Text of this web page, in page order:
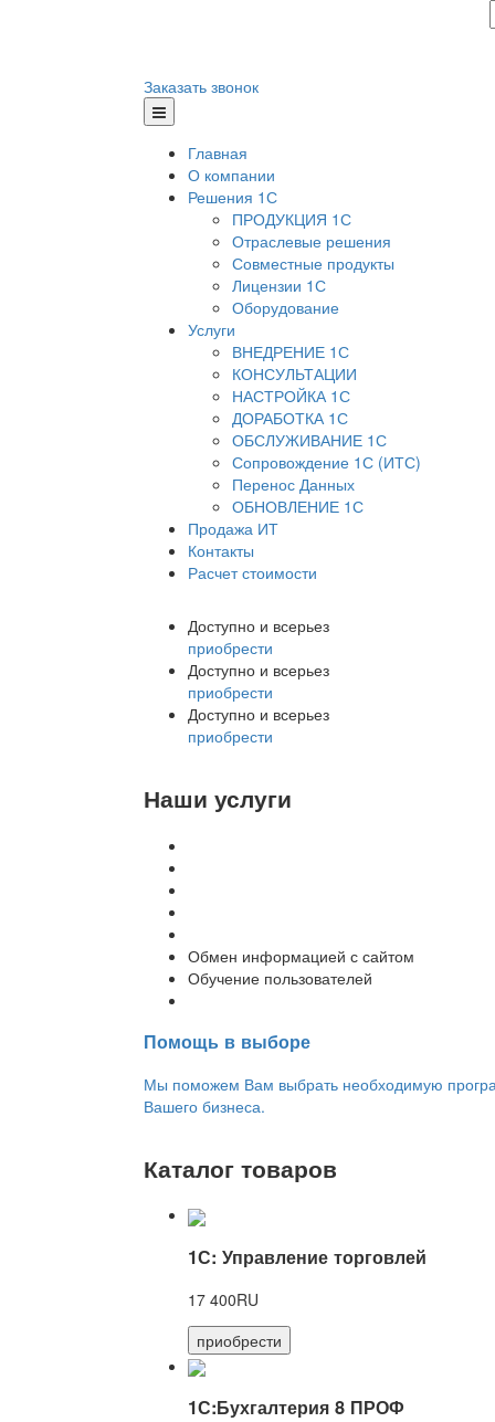
Заказать звонок
Главная
О компании
Решения 1С
ПРОДУКЦИЯ 1С
Отраслевые решения
Совместные продукты
Лицензии 1С
Оборудование
Услуги
ВНЕДРЕНИЕ 1С
КОНСУЛЬТАЦИИ
НАСТРОЙКА 1С
ДОРАБОТКА 1С
ОБСЛУЖИВАНИЕ 1С
Сопровождение 1С (ИТС)
Перенос Данных
ОБНОВЛЕНИЕ 1С
Продажа ИТ
Контакты
Расчет стоимости
Доступно и всерьез
приобрести
Доступно и всерьез
приобрести
Доступно и всерьез
приобрести
Наши услуги
Обмен информацией с сайтом
Обучение пользователей
Помощь в выборе
Мы поможем Вам выбрать необходимую
Вашего бизнеса.
Каталог товаров
1С: Управление торговлей
17 400RU
приобрести
1С:Бухгалтерия 8 ПРОФ